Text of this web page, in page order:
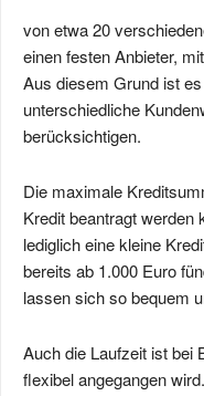
von etwa 20
einen festen Anbieter,
Aus diesem Grund ist
unterschiedliche
berücksichtigen.
Die maximale
Kredit beantragt werden
lediglich eine kleine
bereits ab 1.000 Euro
lassen sich so bequem
Auch die Laufzeit ist bei
flexibel angegangen